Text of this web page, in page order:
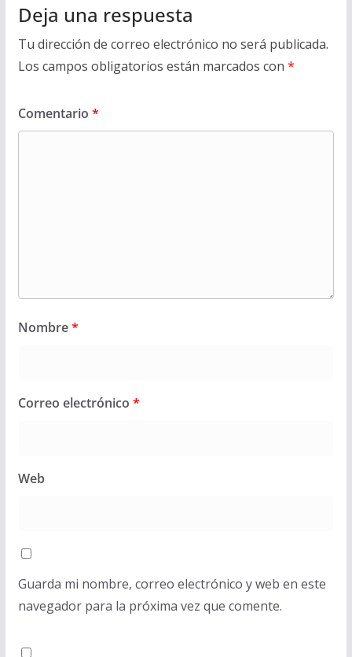
Deja una respuesta
Tu dirección de correo electrónico no será publicada.
Los campos obligatorios están marcados con *
Comentario *
Nombre*
Correo electrónico *
Web
Guarda mi nombre, correo electrónico y web en este
navegador para la próxima vez que comente.